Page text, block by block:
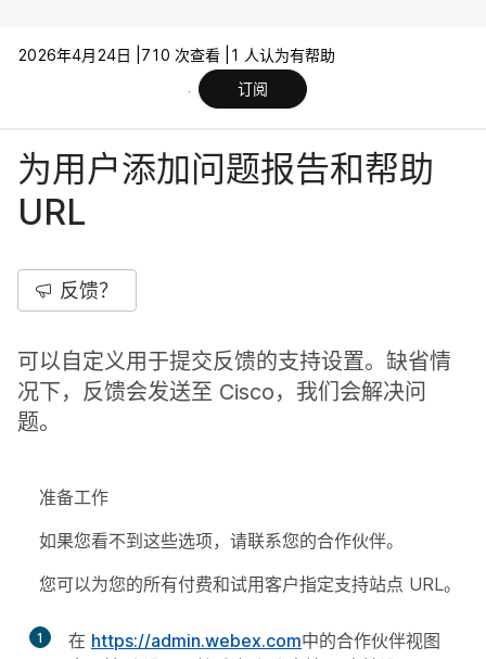
2026年4月24日 | 710 次查看 |
1 人认为有帮助
订阅
为用户添加问题报告和帮助
URL
反馈？
可以自定义用于提交反馈的支持设置。缺省情
况下，反馈会发送至 Cisco，我们会解决问
题。
准备工作
如果您看不到这些选项，请联系您的合作伙伴。
您可以为您的所有付费和试用客户指定支持站点 URL。
1 在 https://admin.webex.com中的合作伙伴视图